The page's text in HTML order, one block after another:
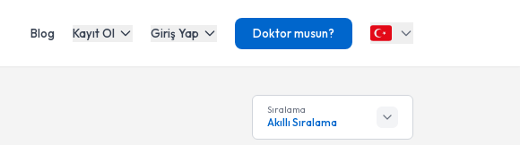
Blog Kayıt Ol Giriş Yap Doktor musun?
Sıralama
Akıllı Sıralama